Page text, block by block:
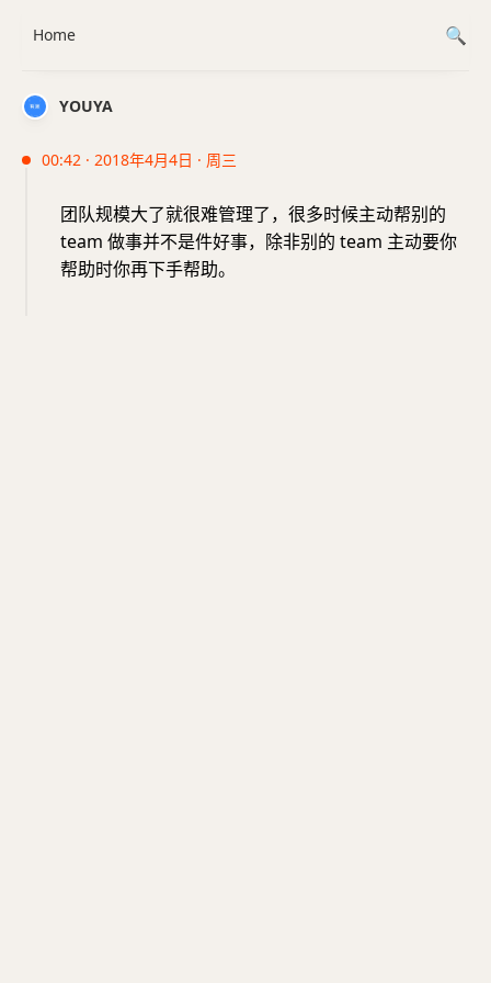
YOUYA
00:42 · 2018年4月4日 · 周三
团队规模大了就很难管理了，很多时候主动帮别的
team 做事并不是件好事，除非别的 team 主动要你
帮助时你再下手帮助。
Home